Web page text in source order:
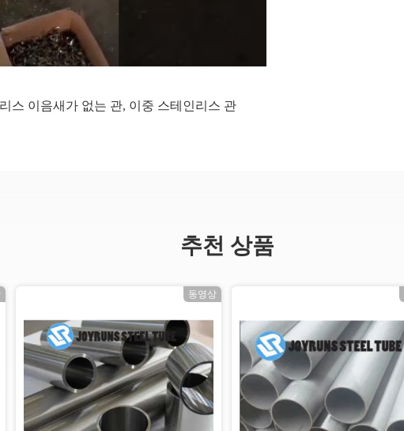
스 이음새가 없는 관, 이중 스테인리스 관
추천 상품
동영상